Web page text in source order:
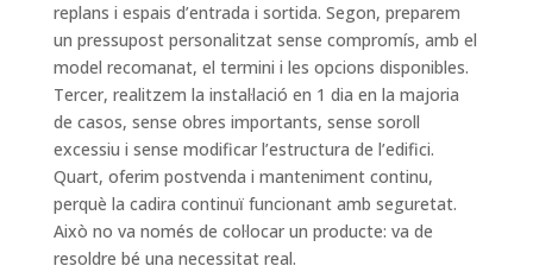
replans i espais d’entrada i sortida. Segon, preparem
un pressupost personalitzat sense compromís, amb el
model recomanat, el termini i les opcions disponibles.
Tercer, realitzem la instal·lació en 1 dia en la majoria
de casos, sense obres importants, sense soroll
excessiu i sense modificar l’estructura de l’edifici.
Quart, oferim postvenda i manteniment continu,
perquè la cadira continuï funcionant amb seguretat.
Això no va només de col·locar un producte: va de
resoldre bé una necessitat real.